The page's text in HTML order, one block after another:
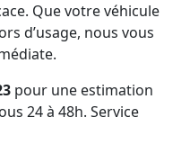
Que votre véhicule
d’usage, nous vous
pour une estimation
24 à 48h. Service